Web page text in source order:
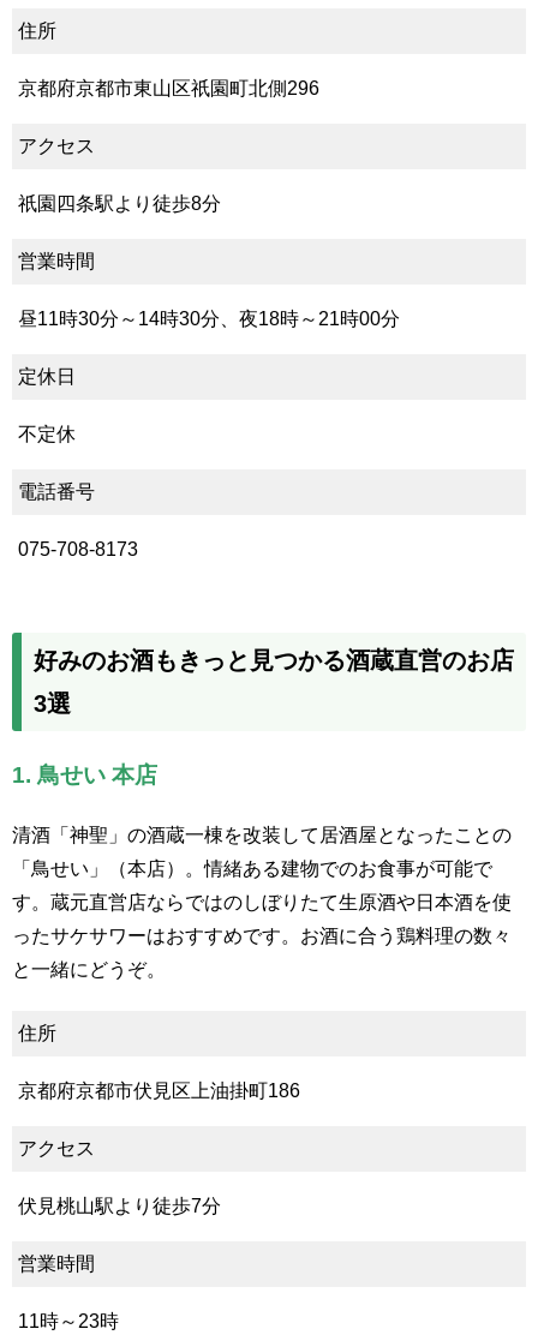
住所
京都府京都市東山区祇園町北側296
アクセス
祇園四条駅より徒歩8分
営業時間
昼11時30分～14時30分、夜18時～21時00分
定休日
不定休
電話番号
075-708-8173
好みのお酒もきっと見つかる酒蔵直営のお店
3選
1. 鳥せい 本店
清酒「神聖」の酒蔵一棟を改装して居酒屋となったことの
「鳥せい」（本店）。情緒ある建物でのお食事が可能で
す。蔵元直営店ならではのしぼりたて生原酒や日本酒を使
ったサケサワーはおすすめです。お酒に合う鶏料理の数々
と一緒にどうぞ。
住所
京都府京都市伏見区上油掛町186
アクセス
伏見桃山駅より徒歩7分
営業時間
11時～23時